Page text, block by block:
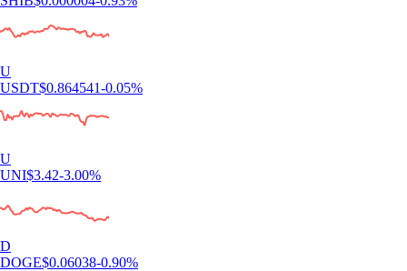
U
USDT$0.864541-0.05%
U
UNI$3.42-3.00%
D
DOGE$0.06038-0.90%